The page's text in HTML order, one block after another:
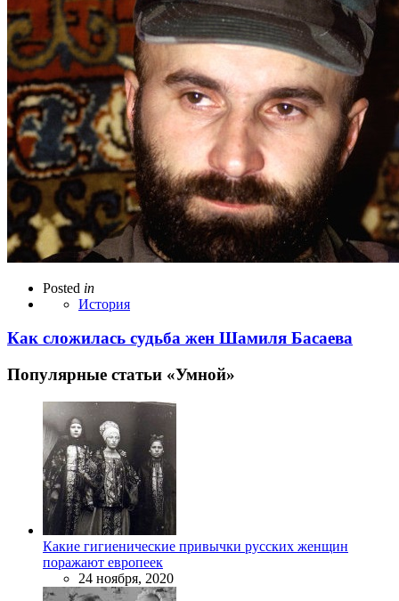
Posted in
История
Как сложилась судьба жен Шамиля Басаева
Популярные статьи «Умной»
Какие гигиенические привычки русских женщин
поражают европеек
24 ноября, 2020